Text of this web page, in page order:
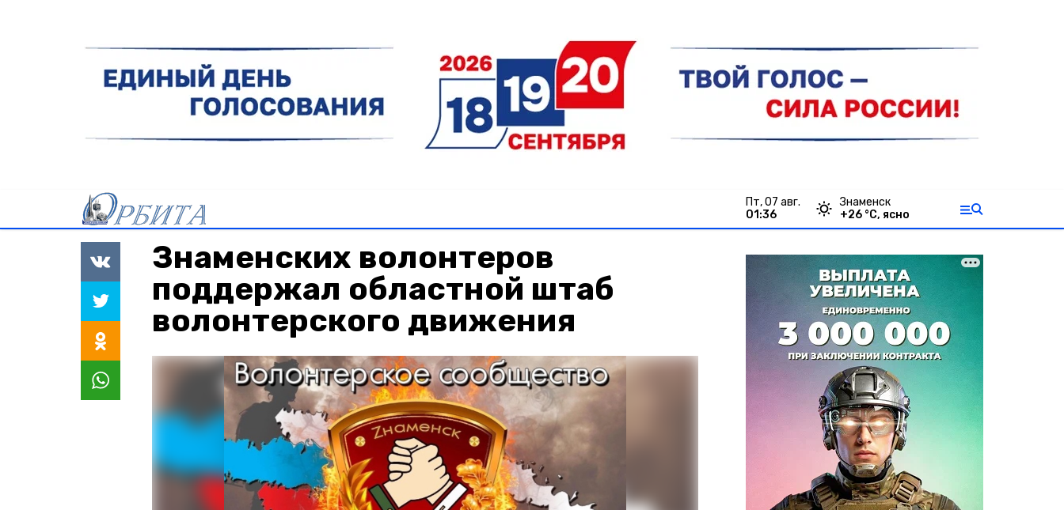
пт, 07 авг.
01:36
Знаменск
+26 °С, ясно
Знаменских волонтеров
поддержал областной штаб
волонтерского движения